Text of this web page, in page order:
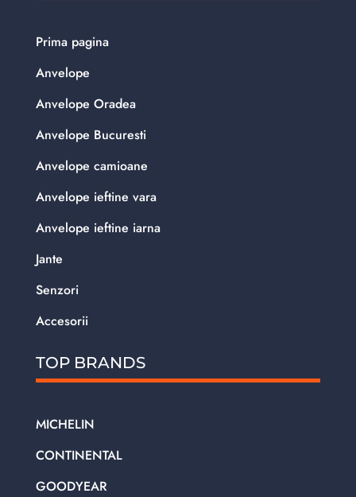
Prima pagina
Anvelope
Anvelope Oradea
Anvelope Bucuresti
Anvelope camioane
Anvelope ieftine vara
Anvelope ieftine iarna
Jante
Senzori
Accesorii
TOP BRANDS
MICHELIN
CONTINENTAL
GOODYEAR